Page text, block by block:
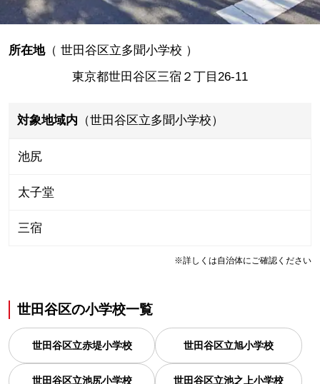
所在地（ 世田谷区立多聞小学校 ）
東京都世田谷区三宿２丁目26-11
対象地域内 （世田谷区立多聞小学校）
池尻
太子堂
三宿
※詳しくは自治体にご確認ください
世田谷区の小学校一覧
世田谷区立赤堤小学校 世田谷区立旭小学校
世田谷区立池尻小学校 世田谷区立池之上小学校